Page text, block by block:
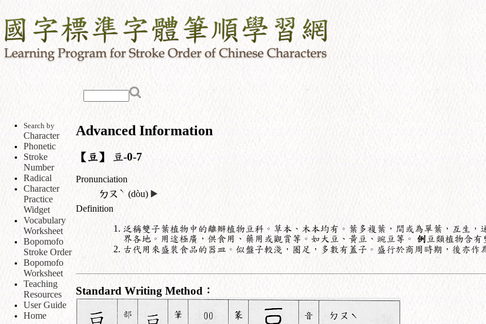
Search by
Character
Phonetic
Stroke
Number
Radical
Character
Practice
Widget
Vocabulary
Worksheet
Bopomofo
Stroke Order
Bopomofo
Worksheet
Teaching
Resources
User Guide
Home
Advanced Information
【豆】 豆-0-7
Pronunciation
ㄉㄡ ˋ (dòu) ▶️
Definition
泛稱雙子葉植物中的離瓣植物豆科。草本、木本均有。葉多複葉，間或為單葉，互生
界各地。用途極廣，供食用、藥用或觀賞等。如大豆、黃豆、豌豆等。 例 豆類植物含有
古代用來盛裝食品的器皿。似盤子較淺，圈足，多數有蓋子。盛行於商周時期，後亦作
Standard Writing Method：